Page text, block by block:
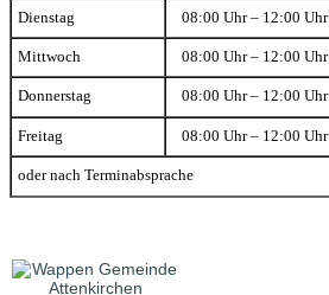
Dienstag 08:00 Uhr – 12:00 Uhr
Mittwoch 08:00 Uhr – 12:00 Uhr
Donnerstag 08:00 Uhr – 12:00 Uhr
Freitag 08:00 Uhr – 12:00 Uhr
oder nach Terminabsprache